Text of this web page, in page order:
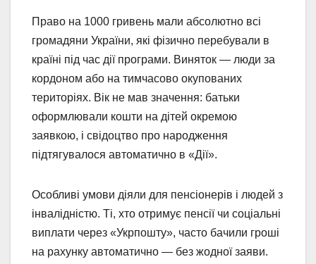
Право на 1000 гривень мали абсолютно всі
громадяни України, які фізично перебували в
країні під час дії програми. Виняток — люди за
кордоном або на тимчасово окупованих
територіях. Вік не мав значення: батьки
оформлювали кошти на дітей окремою
заявкою, і свідоцтво про народження
підтягувалося автоматично в «Дії».
Особливі умови діяли для пенсіонерів і людей з
інвалідністю. Ті, хто отримує пенсії чи соціальні
виплати через «Укрпошту», часто бачили гроші
на рахунку автоматично — без жодної заяви.